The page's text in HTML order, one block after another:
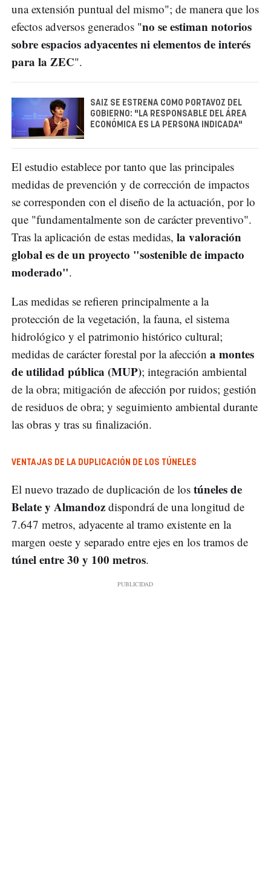
una extensión puntual del mismo"; de manera que los
efectos adversos generados "no se estiman notorios
sobre espacios adyacentes ni elementos de interés
para la ZEC".
SAIZ SE ESTRENA COMO PORTAVOZ DEL
GOBIERNO: "LA RESPONSABLE DEL ÁREA
ECONÓMICA ES LA PERSONA INDICADA"
El estudio establece por tanto que las principales
medidas de prevención y de corrección de impactos
se corresponden con el diseño de la actuación, por lo
que "fundamentalmente son de carácter preventivo".
Tras la aplicación de estas medidas, la valoración
global es de un proyecto "sostenible de impacto
moderado".
Las medidas se refieren principalmente a la
protección de la vegetación, la fauna, el sistema
hidrológico y el patrimonio histórico cultural;
medidas de carácter forestal por la afección a montes
de utilidad pública (MUP); integración ambiental
de la obra; mitigación de afección por ruidos; gestión
de residuos de obra; y seguimiento ambiental durante
las obras y tras su finalización.
VENTAJAS DE LA DUPLICACIÓN DE LOS TÚNELES
El nuevo trazado de duplicación de los túneles de
Belate y Almandoz dispondrá de una longitud de
7.647 metros, adyacente al tramo existente en la
margen oeste y separado entre ejes en los tramos de
túnel entre 30 y 100 metros.